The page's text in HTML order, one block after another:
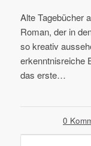
Alte Tagebücher
Roman, der in
so kreativ
erkenntnisreiche
das erste…
0 /